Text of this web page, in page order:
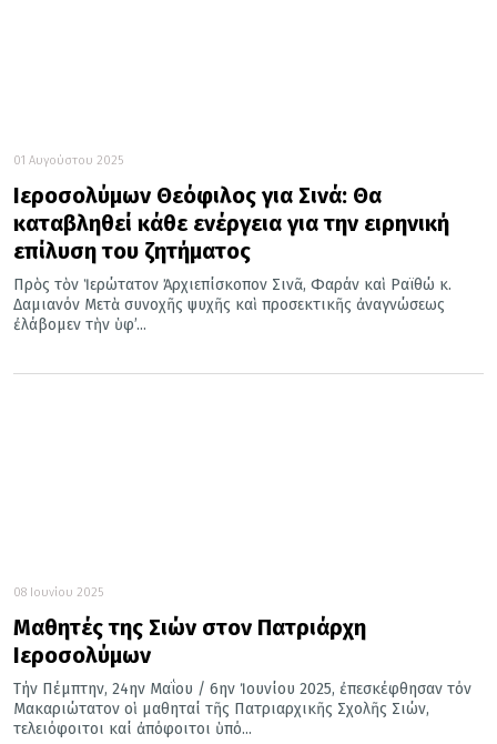
01 Αυγούστου 2025
Ιεροσολύμων Θεόφιλος για Σινά: Θα
καταβληθεί κάθε ενέργεια για την ειρηνική
επίλυση του ζητήματος
Πρὸς τὸν Ἱερώτατον Ἀρχιεπίσκοπον Σινᾶ, Φαράν καὶ Ραϊθώ κ.
Δαμιανόν Μετὰ συνοχῆς ψυχῆς καὶ προσεκτικῆς ἀναγνώσεως
ἐλάβομεν τὴν ὑφ’...
08 Ιουνίου 2025
Μαθητές της Σιών στον Πατριάρχη
Ιεροσολύμων
Τήν Πέμπτην, 24ην Μαΐου / 6ην Ἰουνίου 2025, ἐπεσκέφθησαν τόν
Μακαριώτατον οἱ μαθηταί τῆς Πατριαρχικῆς Σχολῆς Σιών,
τελειόφοιτοι καί ἀπόφοιτοι ὑπό...